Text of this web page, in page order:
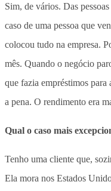
Sim, de vários. Das
caso de uma pessoa que
colocou tudo na empresa.
mês. Quando o negócio
que fazia empréstimos
a pena. O rendimento era
Qual o caso mais
Tenho uma cliente que,
Ela mora nos Estados